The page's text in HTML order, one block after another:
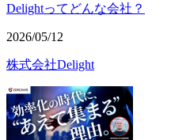
Delightってどんな会社？
2026/05/12
株式会社Delight